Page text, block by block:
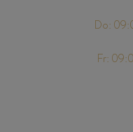
Do:
Fr: